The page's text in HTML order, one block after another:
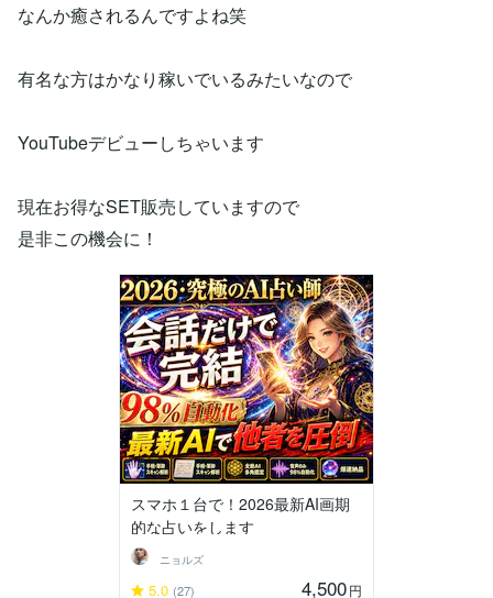
なんか癒されるんですよね笑
有名な方はかなり稼いでいるみたいなので
YouTubeデビューしちゃいます
現在お得なSET販売していますので
是非この機会に！
スマホ１台で！2026最新AI画期
的な占いをします
ニョルズ
5.0 (27) 4,500円